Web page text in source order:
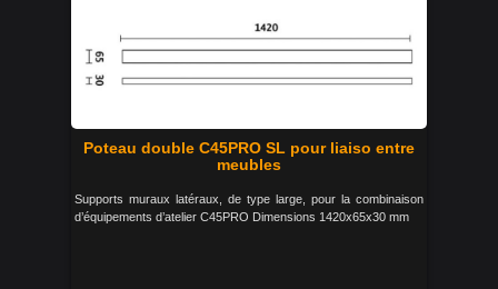
Poteau double C45PRO SL pour liaiso entre
meubles
Supports muraux latéraux, de type large, pour la combinaison
d’équipements d’atelier C45PRO Dimensions 1420x65x30 mm